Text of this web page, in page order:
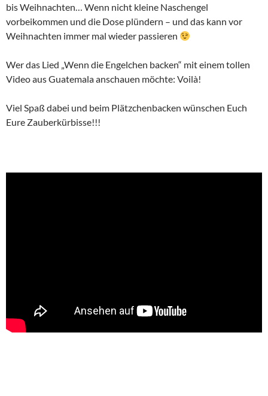
bis Weihnachten… Wenn nicht kleine Naschengel
vorbeikommen und die Dose plündern – und das kann vor
Weihnachten immer mal wieder passieren
Wer das Lied „Wenn die Engelchen backen“ mit einem tollen
Video aus Guatemala anschauen möchte: Voilà!
Viel Spaß dabei und beim Plätzchenbacken wünschen Euch
Eure Zauberkürbisse!!!